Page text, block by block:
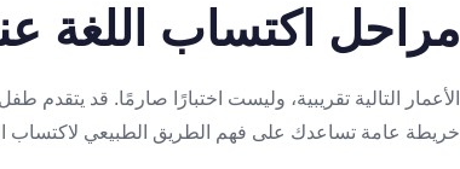
مراحل اكتساب اللغة
الأعمار التالية تقريبية، وليست اختبارًا صارمًا. قد
خريطة عامة تساعدك على فهم الطريق الطبيعي لاكتساب